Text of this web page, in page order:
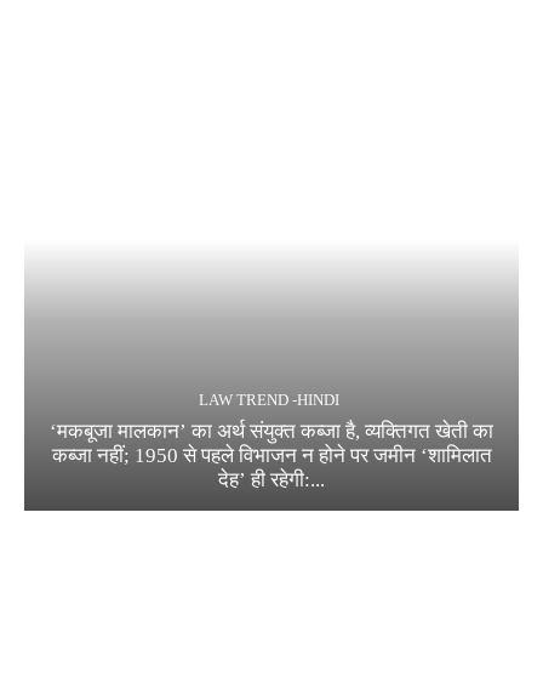
LAW TREND -HINDI
‘मकबूजा मालकान’ का अर्थ संयुक्त कब्जा है, व्यक्तिगत खेती का
कब्जा नहीं; 1950 से पहले विभाजन न होने पर जमीन ‘शामिलात
देह’ ही रहेगी:...